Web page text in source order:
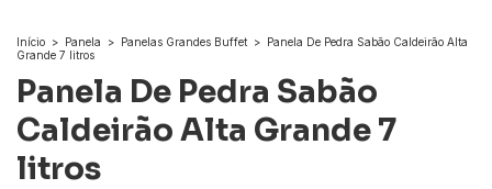
Início > Panela > Panelas Grandes Buffet > Panela De Pedra Sabão Caldeirão Alta
Grande 7 litros
Panela De Pedra Sabão
Caldeirão Alta Grande 7
litros